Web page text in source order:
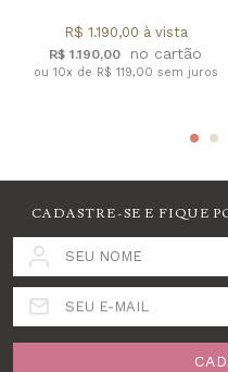
R$ 1.190,00
R$ 1.190,00 à vista
ou 10x de R$ 119,00 sem juros
CADASTRE-SE E FIQUE
SEU NOME
SEU E-MAIL